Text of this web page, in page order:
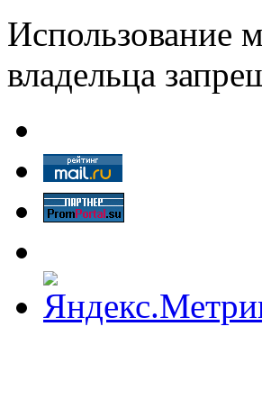
Использование
владельца